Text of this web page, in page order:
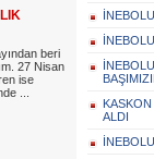
beri
27 Nisan
ise
...
ALDI